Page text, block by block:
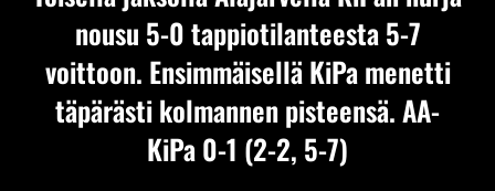
nousu 5-0 tappiotilanteesta 5-7
voittoon. Ensimmäisellä KiPa menetti
täpärästi kolmannen pisteensä. AA-
KiPa 0-1 (2-2, 5-7)